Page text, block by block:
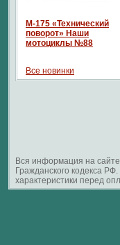
М-175 «Технический
поворот» Наши
мотоциклы №88
Все новинки
Вся информация на
Гражданского кодекса
характеристики перед